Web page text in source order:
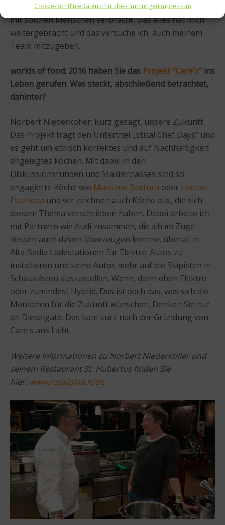
Cookie-RichtlinieDatenschutzbestimmungenImpressum
sie diese erreicht haben interessiert und gerne Zeit
mit solchen Menschen verbracht. Das alles hat mich
weitergebracht und das versuche ich, auch meinem
Team mitzugeben.
worlds of food: 2016 haben Sie das Projekt “Care´s“ ins
Leben gerufen. Was steckt, abschließend betrachtet,
dahinter?
Norbert Niederkofler: Kurz gesagt, unsere Zukunft.
Das Projekt trägt den Untertitel „Etical Chef Days“ und
es geht um ethisch korrektes und auf Nachhaltigkeit
angelegtes kochen. Mit dabei in den
Diskussionsrunden und Masterclasses sind so
engagierte Köche wie Massimo Bottura oder Leonor
Espinosa und wir zeichnen auch Köche aus, die sich
diesem Thema verschrieben haben. Dabei arbeite ich
mit Partnern wie Audi zusammen, die ich im Zuge
dessen auch davon überzeugen konnte, überall in
Alta Badia Ladestationen für Elektro-Autos zu
installieren und keine Autos mehr auf die Skipisten in
Schaukästen auszustellen. Wenn, dann eben Elektro
oder zumindest Hybrid. Das ist doch das, was sich die
Menschen für die Zukunft wünschen. Denken Sie nur
an Dieselgate. Das kam kurz nach der Gründung von
Care´s ans Licht.
Weitere Informationen zu Norbert Niederkofler und
seinem Restaurant St. Hubertus finden Sie
hier: www.rosalpina.it/de